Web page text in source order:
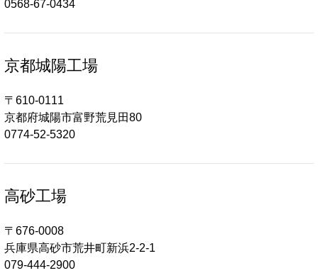
0568-67-0434
京都城陽工場
〒610-0111
京都府城陽市富野荒見田80
0774-52-5320
高砂工場
〒676-0008
兵庫県高砂市荒井町新浜2-2-1
079-444-2900